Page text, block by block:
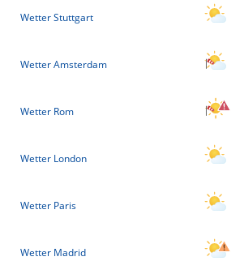
Wetter Stuttgart
Wetter Amsterdam
Wetter Rom
Wetter London
Wetter Paris
Wetter Madrid